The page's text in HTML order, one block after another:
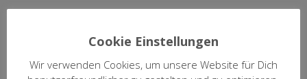
SHOP
WEINFILTER ÖFFNEN / SCHLIESSEN
Cookie Einstellungen
Wir verwenden Cookies, um unsere Website für Dich